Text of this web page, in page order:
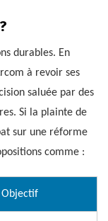
durables. En
à revoir ses
saluée par des
Si la plainte de
sur une réforme
comme :
Objectif